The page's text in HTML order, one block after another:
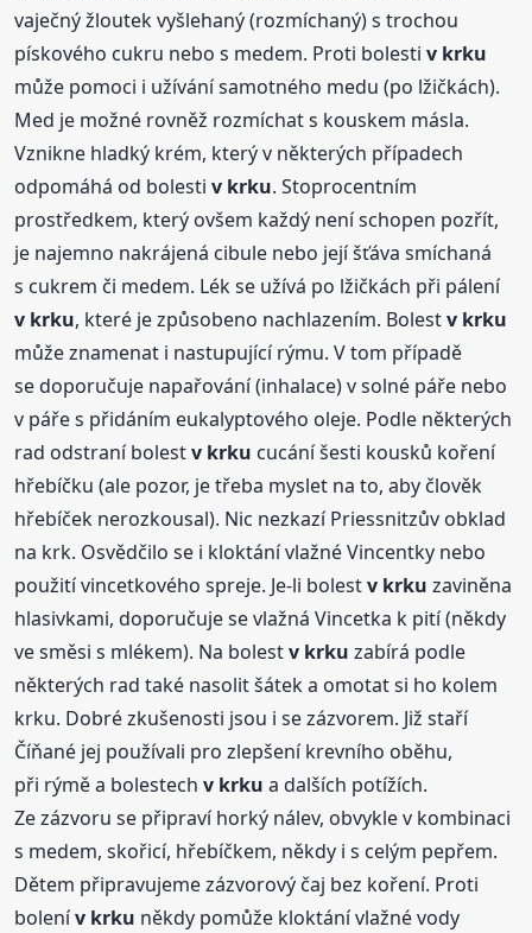
vaječný žloutek vyšlehaný (rozmíchaný) s trochou
pískového cukru nebo s medem. Proti bolestiv krku
může pomoci i užívání samotného medu (po lžičkách).
Med je možné rovněž rozmíchat s kouskem másla.
Vznikne hladký krém, který v některých případech
odpomáhá od bolestiv krku. Stoprocentním
prostředkem, který ovšem každý není schopen pozřít,
je najemno nakrájená cibule nebo její šťáva smíchaná
s cukrem či medem. Lék se užívá po lžičkách při pálení
v krku, které je způsobeno nachlazením. Bolestv krku
může znamenat i nastupující rýmu. V tom případě
se doporučuje napařování (inhalace) v solné páře nebo
v páře s přidáním eukalyptového oleje. Podle některých
rad odstraní bolestv krku cucání šesti kousků koření
hřebíčku (ale pozor, je třeba myslet na to, aby člověk
hřebíček nerozkousal). Nic nezkazí Priessnitzův obklad
na krk. Osvědčilo se i kloktání vlažné Vincentky nebo
použití vincetkového spreje. Je-li bolestv krku zaviněna
hlasivkami, doporučuje se vlažná Vincetka k pití (někdy
ve směsi s mlékem). Na bolestv krku zabírá podle
některých rad také nasolit šátek a omotat si ho kolem
krku. Dobré zkušenosti jsou i se zázvorem. Již staří
Číňané jej používali pro zlepšení krevního oběhu,
při rýmě a bolestechv krku a dalších potížích.
Ze zázvoru se připraví horký nálev, obvykle v kombinaci
s medem, skořicí, hřebíčkem, někdy i s celým pepřem.
Dětem připravujeme zázvorový čaj bez koření. Proti
bolenív krku někdy pomůže kloktání vlažné vody